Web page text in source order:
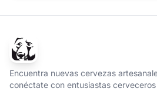
Encuentra nuevas cervezas
conéctate con entusiastas